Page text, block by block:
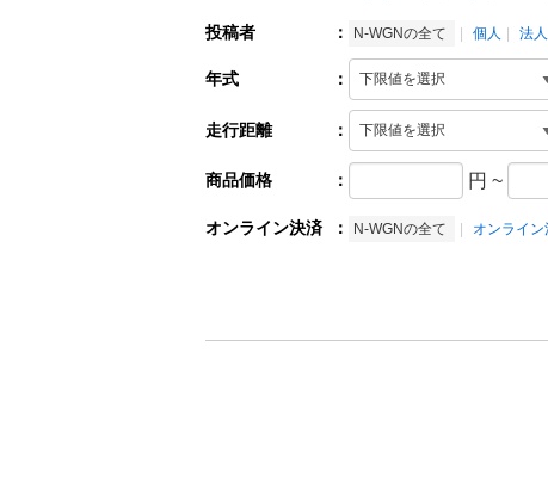
投稿者 ： N-WGNの全て 個人 法人
年式 ：
走行距離 ：
商品価格 ： 円 ~
オンライン決済 ： N-WGNの全て オンライ